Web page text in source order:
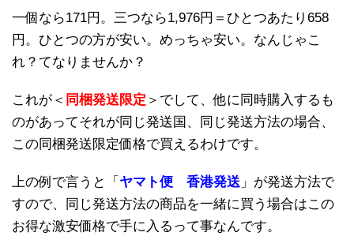
一個なら171円。三つなら1,976円＝ひとつあたり658
円。ひとつの方が安い。めっちゃ安い。なんじゃこ
れ？てなりませんか？
これが＜ 同梱発送限定 ＞でして、他に同時購入するも
のがあってそれが同じ発送国、同じ発送方法の場合、
この同梱発送限定価格で買えるわけです。
上の例で言うと「 ヤマト便 香港発送 」が発送方法で
すので、同じ発送方法の商品を一緒に買う場合はこの
お得な激安価格で手に入るって事なんです。